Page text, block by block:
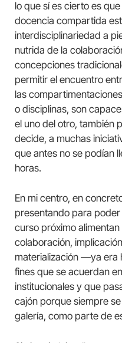
lo que sí es cierto es
docencia compartida
interdisciplinariedad a
nutrida de la
concepciones
permitir el encuentro
las
o disciplinas, son
el uno del otro, también
decide, a muchas
que antes no se podían
horas.
En mi centro, en
presentando para
curso próximo
colaboración,
materialización —ya
fines que se acuerdan
institucionales y que
cajón porque siempre
galería, como parte de